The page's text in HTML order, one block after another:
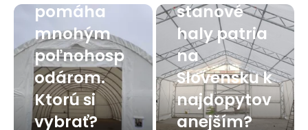
pomáha
mnohým
poľnohosp
odárom.
Ktorú si
vybrať?
stanové
haly patria
na
Slovensku k
najdopytov
anejším?